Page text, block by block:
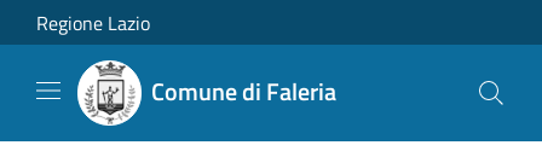
Salta al contenuto principale
Regione Lazio
Comune di Faleria